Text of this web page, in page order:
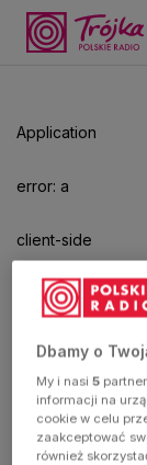
Application
error: a
client-side
exception
has
occurred
(see the
aby
odtwarzać.
Dbamy o
My i nasi5
informacji na
cookie w celu
zaakceptować
również